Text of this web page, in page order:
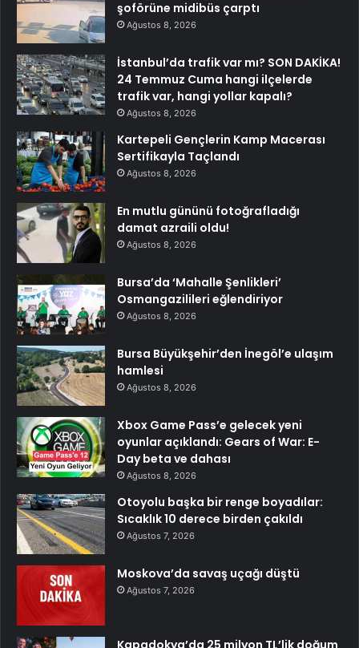
şoförüne midibüs çarptı
Ağustos 8, 2026
İstanbul’da trafik var mı? SON DAKİKA!
24 Temmuz Cuma hangi ilçelerde
trafik var, hangi yollar kapalı?
Ağustos 8, 2026
Kartepeli Gençlerin Kamp Macerası
Sertifikayla Taçlandı
Ağustos 8, 2026
En mutlu gününü fotoğrafladığı
damat azraili oldu!
Ağustos 8, 2026
Bursa’da ‘Mahalle Şenlikleri’
Osmangazilileri eğlendiriyor
Ağustos 8, 2026
Bursa Büyükşehir’den İnegöl’e ulaşım
hamlesi
Ağustos 8, 2026
Xbox Game Pass’e gelecek yeni
oyunlar açıklandı: Gears of War: E-
Day beta ve dahası
Ağustos 8, 2026
Otoyolu başka bir renge boyadılar:
Sıcaklık 10 derece birden çakıldı
Ağustos 7, 2026
Moskova’da savaş uçağı düştü
Ağustos 7, 2026